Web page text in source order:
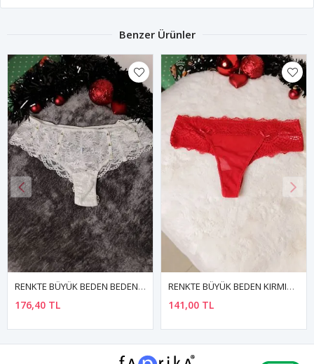
Benzer Ürünler
RENKTE BÜYÜK BEDEN KIRMIZI TÜL VE DANTELLİ BRAZİLİAN KÜLOT
141,00 TL
RENKTE BÜYÜK BEDEN KIRMIZI DANTELLİ SATEN BRAZİLİAN KÜLOT
153,00 TL